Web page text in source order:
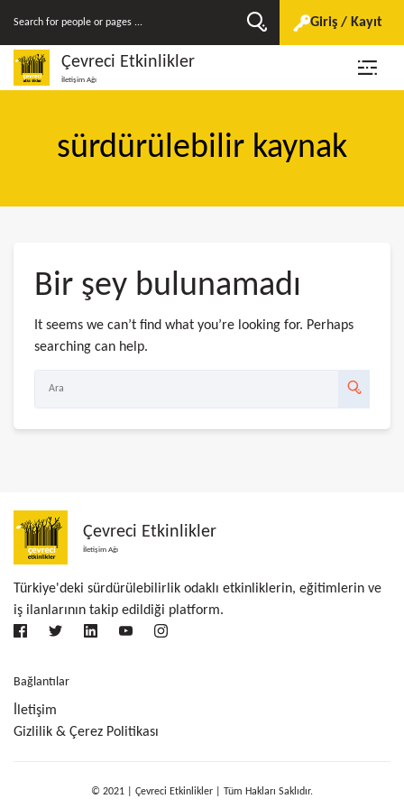
Giriş / Kayıt
Çevreci Etkinlikler
İletişim Ağı
sürdürülebilir kaynak
Bir şey bulunamadı
It seems we can’t find what you’re looking for. Perhaps
searching can help.
Çevreci Etkinlikler
İletişim Ağı
Türkiye'deki sürdürülebilirlik odaklı etkinliklerin, eğitimlerin ve
iş ilanlarının takip edildiği platform.
Bağlantılar
İletişim
Gizlilik & Çerez Politikası
© 2021 | Çevreci Etkinlikler | Tüm Hakları Saklıdır.